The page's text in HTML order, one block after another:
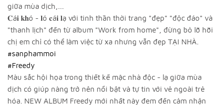
giữa mùa dịch,...
𝐂á𝐢 𝐤𝐡ó - 𝐥ó 𝐜á𝐢 𝐥ạ với tinh thần thời trang "đẹp" "độc đáo" và
"thanh lịch" đến từ album "Work from home", đừng bỏ lỡ hỡi
chị em chỉ có thể làm việc từ xa nhưng vẫn đẹp TẠI NHÀ.
#sanphammoi
#Freedy
Màu sắc hội họa trong thiết kế mặc nhà độc - lạ giữa mùa
dịch có giúp nàng trở nên nổi bật và tự tin với vẻ ngoài trẻ
hóa. NEW ALBUM Freedy mới nhất này đem đến cảm nhận